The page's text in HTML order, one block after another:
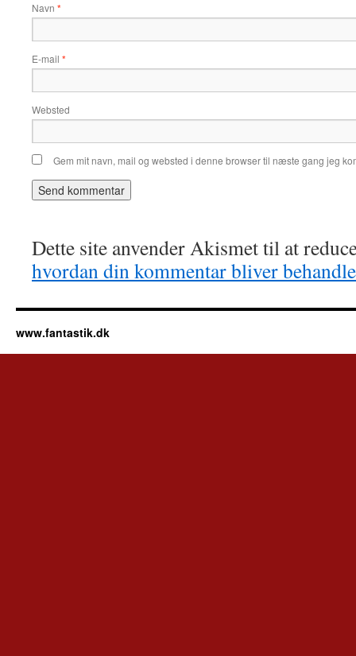
Navn *
E-mail *
Websted
Gem mit navn, mail og websted i denne browser til næste gang jeg
Dette site anvender Akismet til at
hvordan din kommentar bliver
www.fantastik.dk